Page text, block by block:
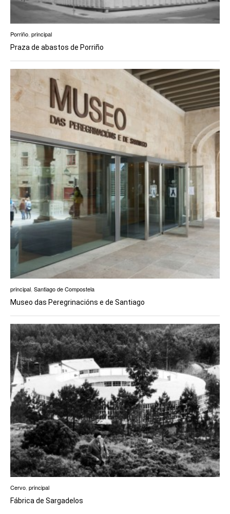
Porriño principal
Praza de abastos de Porriño
principal Santiago de Compostela
Museo das Peregrinacións e de Santiago
Cervo principal
Fábrica de Sargadelos